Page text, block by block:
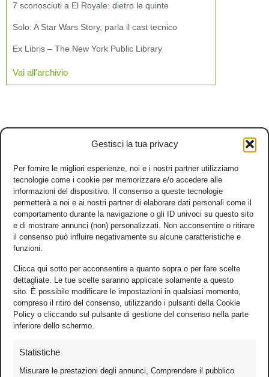
Gestisci la tua privacy
Per fornire le migliori esperienze, noi e i nostri partner utilizziamo
tecnologie come i cookie per memorizzare e/o accedere alle
informazioni del dispositivo. Il consenso a queste tecnologie
permetterà a noi e ai nostri partner di elaborare dati personali come il
comportamento durante la navigazione o gli ID univoci su questo sito
e di mostrare annunci (non) personalizzati. Non acconsentire o ritirare
il consenso può influire negativamente su alcune caratteristiche e
funzioni.
Clicca qui sotto per acconsentire a quanto sopra o per fare scelte
dettagliate. Le tue scelte saranno applicate solamente a questo
sito. È possibile modificare le impostazioni in qualsiasi momento,
compreso il ritiro del consenso, utilizzando i pulsanti della Cookie
Policy o cliccando sul pulsante di gestione del consenso nella parte
inferiore dello schermo.
Statistiche
Misurare le prestazioni degli annunci, Comprendere il pubblico
7 sconosciuti a El Royale: dietro le quinte
Solo: A Star Wars Story, parla il cast tecnico
Ex Libris – The New York Public Library
Vai all'archivio